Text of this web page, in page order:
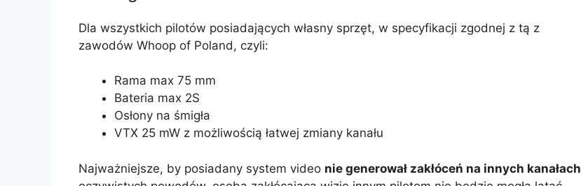
Dla wszystkich pilotów posiadających własny sprzęt, w specyfikacji zgodnej z tą z
zawodów Whoop of Poland, czyli:
Rama max 75 mm
Bateria max 2S
Osłony na śmigła
VTX 25 mW z możliwością łatwej zmiany kanału
Najważniejsze, by posiadany system video nie generował zakłóceń na innych kanałach